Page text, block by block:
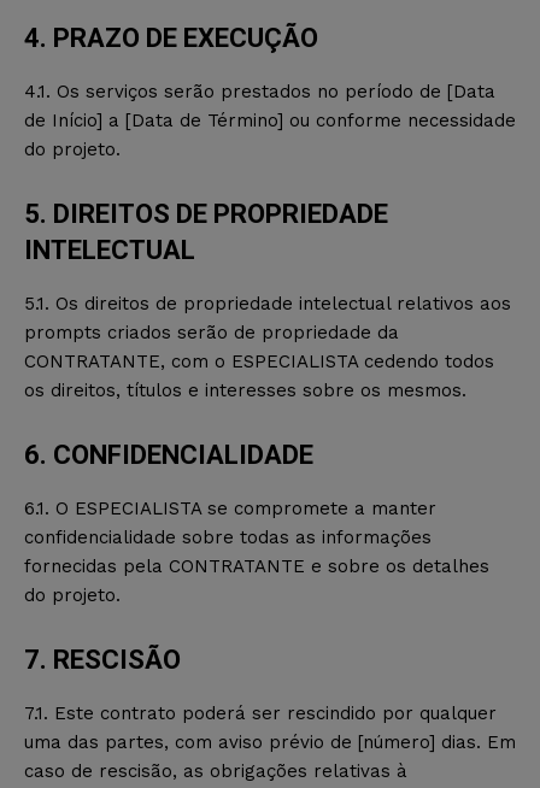
4. PRAZO DE EXECUÇÃO
4.1. Os serviços serão prestados no período de [Data
de Início] a [Data de Término] ou conforme necessidade
do projeto.
5. DIREITOS DE PROPRIEDADE
INTELECTUAL
5.1. Os direitos de propriedade intelectual relativos aos
prompts criados serão de propriedade da
CONTRATANTE, com o ESPECIALISTA cedendo todos
os direitos, títulos e interesses sobre os mesmos.
6. CONFIDENCIALIDADE
6.1. O ESPECIALISTA se compromete a manter
confidencialidade sobre todas as informações
fornecidas pela CONTRATANTE e sobre os detalhes
do projeto.
7. RESCISÃO
7.1. Este contrato poderá ser rescindido por qualquer
uma das partes, com aviso prévio de [número] dias. Em
caso de rescisão, as obrigações relativas à